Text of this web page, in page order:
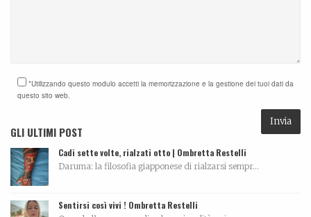
*Utilizzando questo modulo accetti la memorizzazione e la gestione dei tuoi dati da
questo sito web.
GLI ULTIMI POST
Cadi sette volte, rialzati otto | Ombretta Restelli
Daruma: la filosofia giapponese di rialzarsi sempr...
Sentirsi così vivi ! Ombretta Restelli